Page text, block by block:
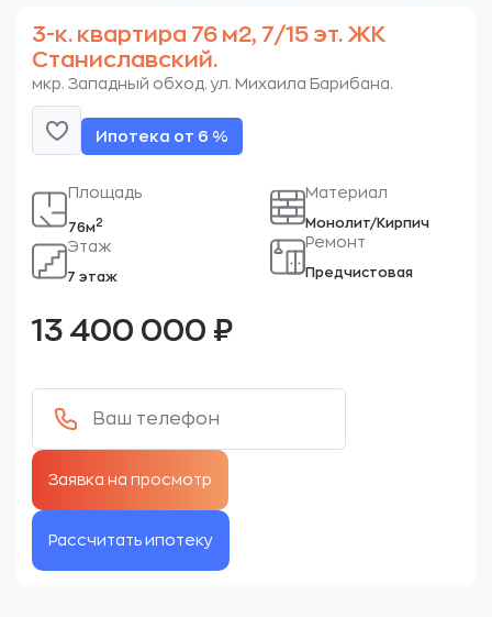
3-к. квартира 76 м2, 7/15 эт. ЖК
Станиславский.
мкр. Западный обход. ул. Михаила Барибана.
Ипотека от 6 %
Площадь
76м2
Этаж
7 этаж
Материал
Монолит/Кирпич
Ремонт
Предчистовая
13 400 000 ₽
Рассчитать ипотеку